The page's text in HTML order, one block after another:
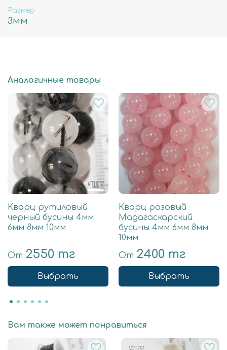
Размер
3мм
Аналогичные товары
Кварц рутиловый
черный бусины 4мм
6мм 8мм 10мм
От 2550 тг
Выбрать
Кварц розовый
Мадагаскарский
бусины 4мм 6мм 8мм
10мм
От 2400 тг
Выбрать
Вам также может понравиться